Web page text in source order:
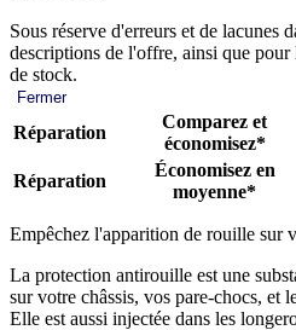
Sous réserve d'erreurs et de lacunes
descriptions de l'offre, ainsi que pour
de stock.
Fermer
Réparation
Comparez et
économisez*
Réparation
Économisez en
moyenne*
Empêchez l'apparition de rouille sur
La protection antirouille est une
sur votre châssis, vos pare-chocs, et
Elle est aussi injectée dans les